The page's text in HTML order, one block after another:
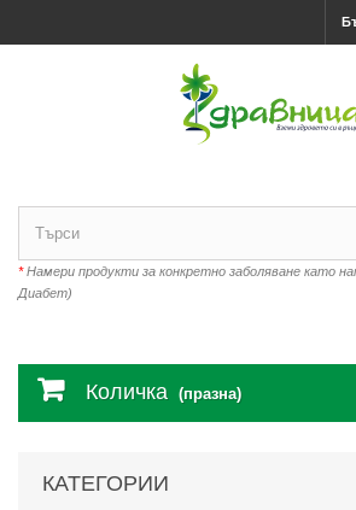
*Намери продукти за конкретно заболяване като
Диабет)
Количка (празна)
КАТЕГОРИИ